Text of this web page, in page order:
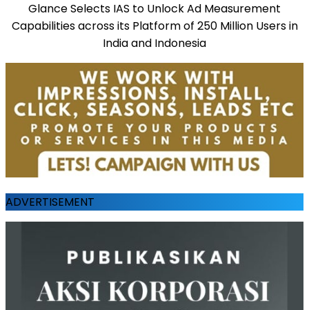
Glance Selects IAS to Unlock Ad Measurement
Capabilities across its Platform of 250 Million Users in
India and Indonesia
ADVERTISEMENT